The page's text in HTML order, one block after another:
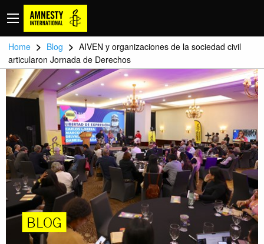
Home > Blog > AIVEN y organizaciones de la sociedad civil
articularon Jornada de Derechos
BLOG